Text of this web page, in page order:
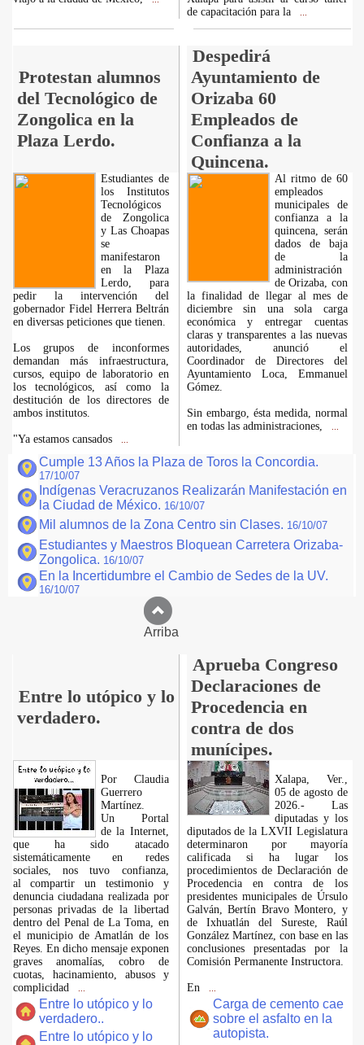
de capacitación para la
Protestan alumnos
del Tecnológico de
Zongolica en la
Plaza Lerdo.
Despedirá
Ayuntamiento de
Orizaba 60
Empleados de
Confianza a la
Quincena.
Estudiantes de
los Institutos
Tecnológicos
de Zongolica
y Las Choapas
se
manifestaron
en la Plaza
Lerdo, para
pedir la intervención del
gobernador Fidel Herrera Beltrán
en diversas peticiones que tienen.
Los grupos de inconformes
demandan más infraestructura,
cursos, equipo de laboratorio en
los tecnológicos, así como la
destitución de los directores de
ambos institutos.
"Ya estamos cansados
Al ritmo de 60
empleados
municipales de
confianza a la
quincena, serán
dados de baja
de la
administración
de Orizaba, con
la finalidad de llegar al mes de
diciembre sin una sola carga
económica y entregar cuentas
claras y transparentes a las nuevas
autoridades, anunció el
Coordinador de Directores del
Ayuntamiento Loca, Emmanuel
Gómez.
Sin embargo, ésta medida, normal
en todas las administraciones,
Cumple 13 Años la Plaza de Toros la Concordia.
17/10/07
Indígenas Veracruzanos Realizarán Manifestación en
la Ciudad de México. 16/10/07
Mil alumnos de la Zona Centro sin Clases. 16/10/07
Estudiantes y Maestros Bloquean Carretera Orizaba-
Zongolica. 16/10/07
En la Incertidumbre el Cambio de Sedes de la UV.
16/10/07
Arriba
Entre lo utópico y lo
verdadero.
Aprueba Congreso
Declaraciones de
Procedencia en
contra de dos
munícipes.
Por Claudia
Guerrero
Martínez.
​Un Portal
de la Internet,
que ha sido atacado
sistemáticamente en redes
sociales, nos tuvo confianza,
al compartir un testimonio y
denuncia ciudadana realizada por
personas privadas de la libertad
dentro del Penal de La Toma, en
el municipio de Amatlán de los
Reyes. En dicho mensaje exponen
graves anomalías, cobro de
cuotas, hacinamiento, abusos y
complicidad
Entre lo utópico y lo
verdadero..
Entre lo utópico y lo
Xalapa, Ver.,
05 de agosto de
2026.- Las
diputadas y los
diputados de la LXVII Legislatura
determinaron por mayoría
calificada si ha lugar los
procedimientos de Declaración de
Procedencia en contra de los
presidentes municipales de Úrsulo
Galván, Bertín Bravo Montero, y
de Ixhuatlán del Sureste, Raúl
González Martínez, con base en las
conclusiones presentadas por la
Comisión Permanente Instructora.
En
Carga de cemento cae
sobre el asfalto en la
autopista.